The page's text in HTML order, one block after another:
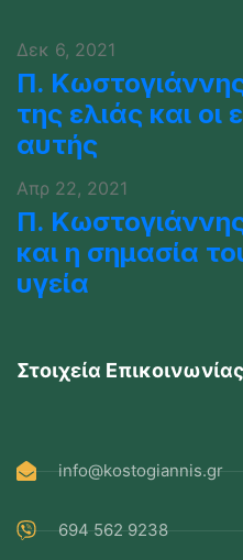
Δεκ 6, 2021
Π.
της ελιάς και οι
αυτής
Απρ 22, 2021
Π.
και η σημασία
υγεία
Στοιχεία Επικοινωνίας
info@kostogiannis.gr
694 562 9238